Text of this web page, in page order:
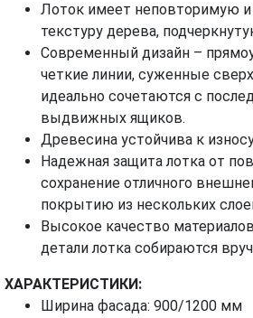
Лоток имеет неповторимую
текстуру дерева,
Современный дизайн –
четкие линии, суженные
идеально сочетаются с
выдвижных ящиков.
Древесина устойчива к
Надежная защита лотка от
сохранение отличного
покрытию из нескольких
Высокое качество
детали лотка собираются
ХАРАКТЕРИСТИКИ:
Ширина фасада: 900/1200 мм